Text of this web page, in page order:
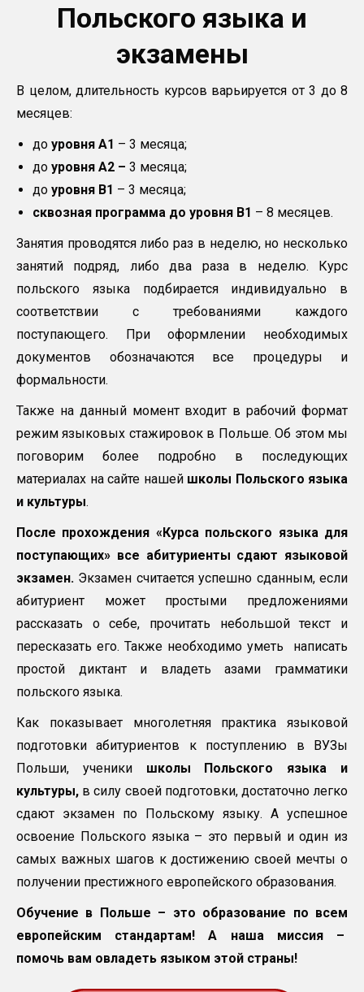
Польского языка и
экзамены
В целом, длительность курсов варьируется от 3 до 8
месяцев:
до уровня A1 – 3 месяца;
до уровня A2 – 3 месяца;
до уровня B1 – 3 месяца;
сквозная программа до уровня B1 – 8 месяцев.
Занятия проводятся либо раз в неделю, но несколько
занятий подряд, либо два раза в неделю. Курс
польского языка подбирается индивидуально в
соответствии с требованиями каждого
поступающего. При оформлении необходимых
документов обозначаются все процедуры и
формальности.
Также на данный момент входит в рабочий формат
режим языковых стажировок в Польше. Об этом мы
поговорим более подробно в последующих
материалах на сайте нашей школы Польского языка
и культуры.
После прохождения «Курса польского языка для
поступающих» все абитуриенты сдают языковой
экзамен. Экзамен считается успешно сданным, если
абитуриент может простыми предложениями
рассказать о себе, прочитать небольшой текст и
пересказать его. Также необходимо уметь написать
простой диктант и владеть азами грамматики
польского языка.
Как показывает многолетняя практика языковой
подготовки абитуриентов к поступлению в ВУЗы
Польши, ученикишколы Польского языка и
культуры, в силу своей подготовки, достаточно легко
сдают экзамен по Польскому языку. А успешное
освоение Польского языка – это первый и один из
самых важных шагов к достижению своей мечты о
получении престижного европейского образования.
Обучение в Польше – это образование по всем
европейским стандартам! А наша миссия –
помочь вам овладеть языком этой страны!